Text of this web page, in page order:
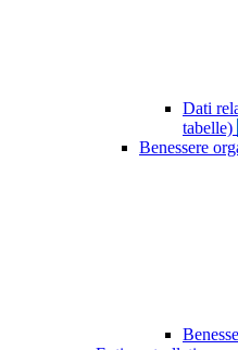
Dati
tabelle)
Benessere